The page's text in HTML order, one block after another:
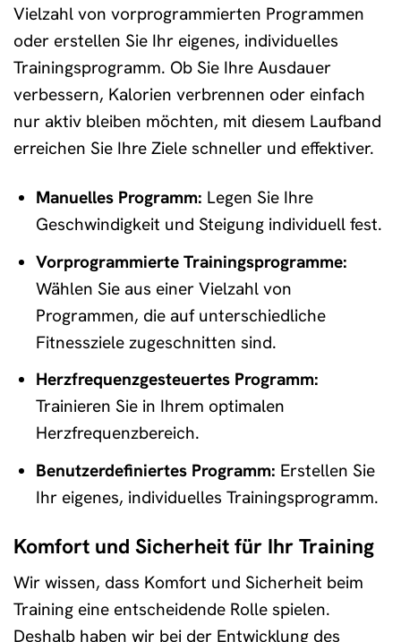
Vielzahl von vorprogrammierten Programmen
oder erstellen Sie Ihr eigenes, individuelles
Trainingsprogramm. Ob Sie Ihre Ausdauer
verbessern, Kalorien verbrennen oder einfach
nur aktiv bleiben möchten, mit diesem Laufband
erreichen Sie Ihre Ziele schneller und effektiver.
Manuelles Programm: Legen Sie Ihre
Geschwindigkeit und Steigung individuell fest.
Vorprogrammierte Trainingsprogramme:
Wählen Sie aus einer Vielzahl von
Programmen, die auf unterschiedliche
Fitnessziele zugeschnitten sind.
Herzfrequenzgesteuertes Programm:
Trainieren Sie in Ihrem optimalen
Herzfrequenzbereich.
Benutzerdefiniertes Programm: Erstellen Sie
Ihr eigenes, individuelles Trainingsprogramm.
Komfort und Sicherheit für Ihr Training
Wir wissen, dass Komfort und Sicherheit beim
Training eine entscheidende Rolle spielen.
Deshalb haben wir bei der Entwicklung des